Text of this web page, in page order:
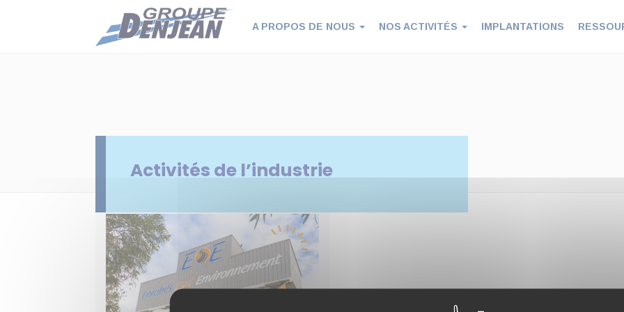
A PROPOS DE NOUS NOS ACTIVITÉS IMPLANTATIONS
Activités de l’industrie
Panneau de gestion des cookies